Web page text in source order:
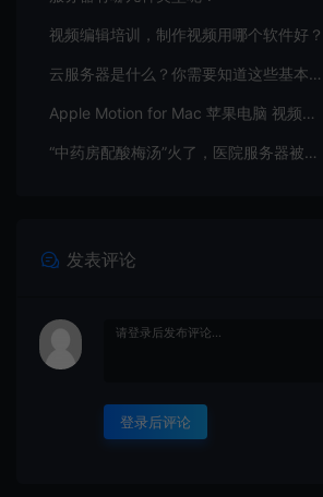
视频编辑培训，制作视频用哪个软件好？
云服务器是什么？你需要知道这些基本知识
Apple Motion for Mac 苹果电脑 视频编辑软件
“中药房配酸梅汤”火了，医院服务器被挤爆，网友：更适合中国宝宝体质
发表评论
登录后评论